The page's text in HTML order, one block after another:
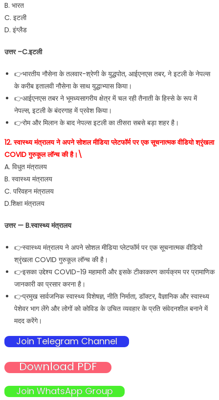
B. भारत
C. इटली
D. इंग्लैड
उत्तर –C.इटली
👉भारतीय नौसेना के तलवार-श्रेणी के युद्धपोत, आईएनएस तबर, ने इटली के नेपल्स
के करीब इतालवी नौसेना के साथ युद्धाभ्यास किया।
👉आईएनएस तबर ने भूमध्यसागरीय क्षेत्र में चल रही तैनाती के हिस्से के रूप में
नेपल्स, इटली के बंदरगाह में प्रवेश किया।
👉रोम और मिलान के बाद नेपल्स इटली का तीसरा सबसे बड़ा शहर है।
12. स्वास्थ्य मंत्रालय ने अपने सोशल मीडिया प्लेटफॉर्म पर एक सूचनात्मक वीडियो श्रृंखला
COVID गुरुकूल लॉन्च की है।\
A. विधुत मंत्रालय
B. स्वास्थ्य मंत्रालय
C. परिवहन मंत्रालय
D.शिक्षा मंत्रालय
उत्तर — B.स्वास्थ्य मंत्रालय
👉स्वास्थ्य मंत्रालय ने अपने सोशल मीडिया प्लेटफॉर्म पर एक सूचनात्मक वीडियो
श्रृंखला COVID गुरुकूल लॉन्च की है।
👉इसका उद्देश्य COVID-19 महामारी और इसके टीकाकरण कार्यक्रम पर प्रामाणिक
जानकारी का प्रसार करना है।
👉प्रमुख सार्वजनिक स्वास्थ्य विशेषज्ञ, नीति निर्माता, डॉक्टर, वैज्ञानिक और स्वास्थ्य
पेशेवर भाग लेंगे और लोगों को कोविड के उचित व्यवहार के प्रति संवेदनशील बनाने में
मदद करेंगे।
Join Telegram Channel
Download PDF
Join WhatsApp Group